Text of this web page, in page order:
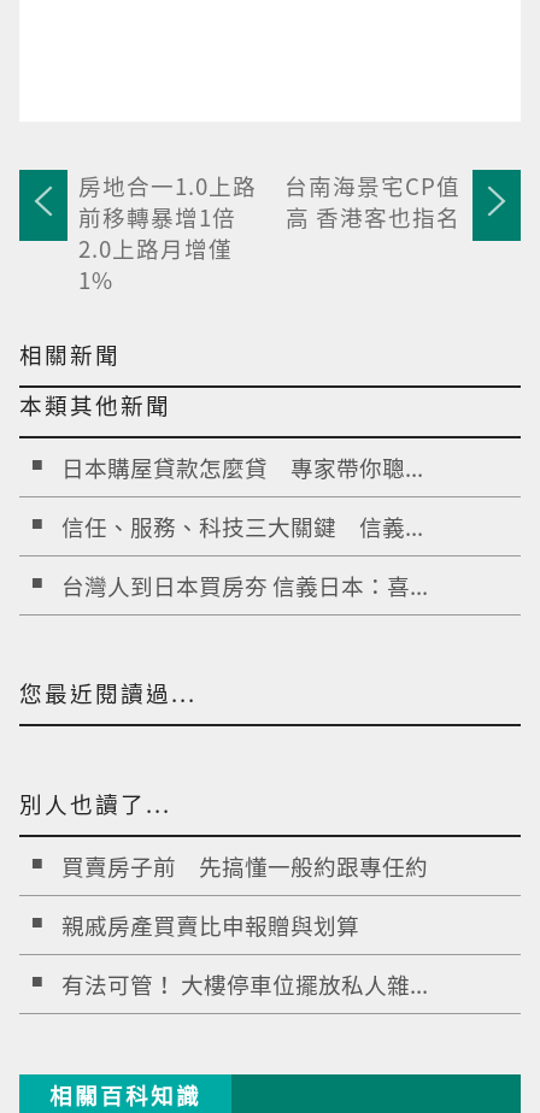
房地合一1.0上路
前移轉暴增1倍
2.0上路月增僅
1%
台南海景宅CP值
高 香港客也指名
相關新聞
本類其他新聞
日本購屋貸款怎麼貸 專家帶你聰...
信任、服務、科技三大關鍵 信義...
台灣人到日本買房夯 信義日本：喜...
您最近閱讀過...
別人也讀了...
買賣房子前 先搞懂一般約跟專任約
親戚房產買賣比申報贈與划算
有法可管！ 大樓停車位擺放私人雜...
相關百科知識